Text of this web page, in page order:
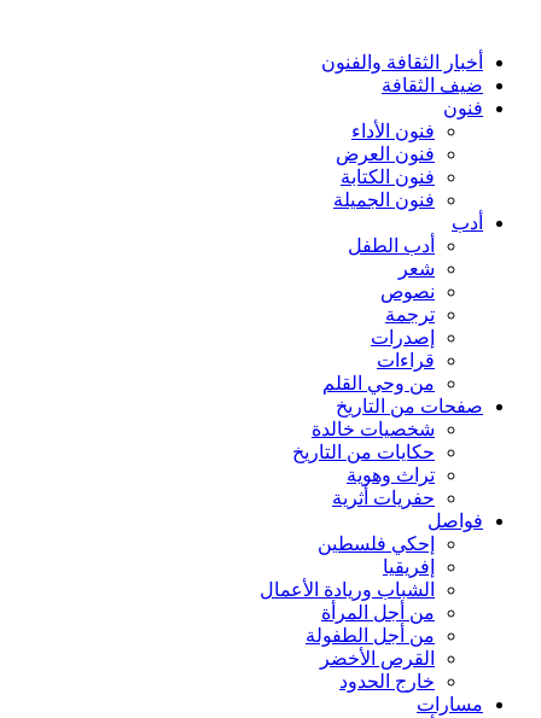
أخبار الثقافة والفنون
ضيف الثقافة
فنون
فنون الأداء
فنون العرض
فنون الكتابة
فنون الجميلة
أدب
أدب الطفل
شعر
نصوص
ترجمة
إصدرات
قراءات
من وحي القلم
صفحات من التاريخ
شخصيات خالدة
حكايات من التاريخ
تراث وهوية
حفريات أثرية
فواصل
إحكي فلسطين
إفريقيا
الشباب وريادة الأعمال
من أجل المرأة
من أجل الطفولة
القرص الأخضر
خارج الحدود
مسارات